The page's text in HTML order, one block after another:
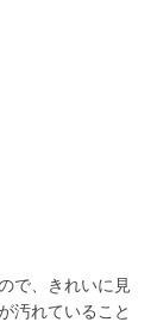
で、きれいに見
汚れていること